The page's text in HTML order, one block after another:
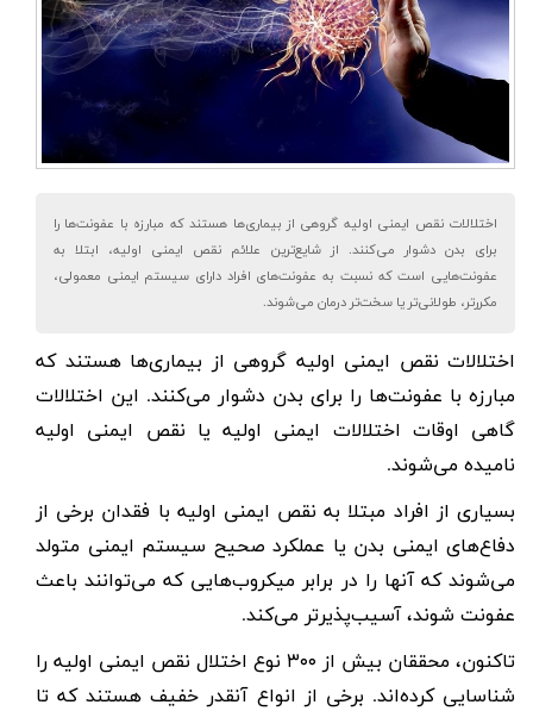
اختلالات نقص ایمنی اولیه گروهی از بیماری‌ها هستند که مبارزه با عفونت‌ها را
برای بدن دشوار می‌کنند. از شایع‌ترین علائم نقص ایمنی اولیه، ابتلا به
عفونت‌هایی است که نسبت به عفونت‌های افراد دارای سیستم ایمنی معمولی،
مکررتر، طولانی‌تر یا سخت‌تر درمان می‌شوند.
اختلالات نقص ایمنی اولیه گروهی از بیماری‌ها هستند که
مبارزه با عفونت‌ها را برای بدن دشوار می‌کنند. این اختلالات
گاهی اوقات اختلالات ایمنی اولیه یا نقص ایمنی اولیه
نامیده می‌شوند.
بسیاری از افراد مبتلا به نقص ایمنی اولیه با فقدان برخی از
دفاع‌های ایمنی بدن یا عملکرد صحیح سیستم ایمنی متولد
می‌شوند که آنها را در برابر میکروب‌هایی که می‌توانند باعث
عفونت شوند، آسیب‌پذیرتر می‌کند.
تاکنون، محققان بیش از ۳۰۰ نوع اختلال نقص ایمنی اولیه را
شناسایی کرده‌اند. برخی از انواع آنقدر خفیف هستند که تا